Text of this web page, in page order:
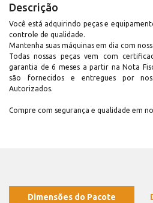
Descrição
Você está adquirindo peças e
controle de qualidade.
Mantenha suas máquinas em dia com
Todas nossas peças vem com
garantia de 6 meses a partir na Nota
são fornecidos e entregues por
Autorizados.
Compre com segurança e qualidade em
Dimensões do Pacote